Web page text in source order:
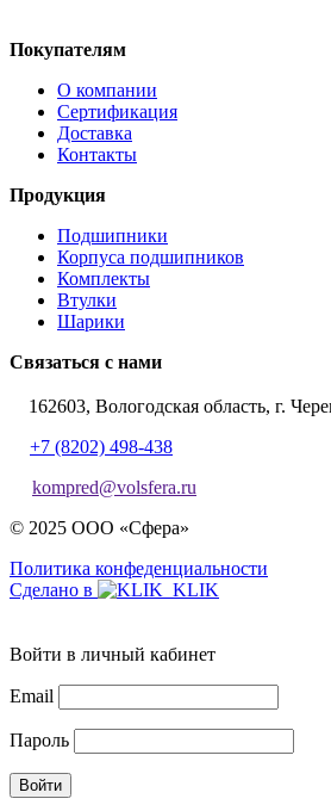
Покупателям
О компании
Сертификация
Доставка
Контакты
Продукция
Подшипники
Корпуса подшипников
Комплекты
Втулки
Шарики
Связаться с нами
162603, Вологодская область, г.
+7 (8202) 498-438
kompred@volsfera.ru
© 2025 ООО «Сфера»
Политика конфеденциальности
Сделано в
Войти в личный кабинет
Email
Пароль